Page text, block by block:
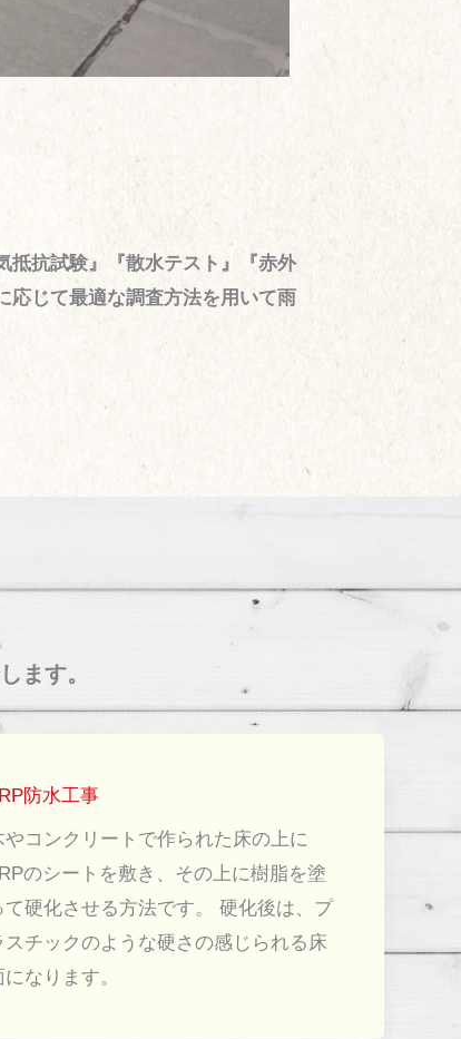
抵抗試験』『散水テスト』『赤外
応じて最適な調査方法を用いて雨
ます。
防水工事
やコンクリートで作られた床の上に
のシートを敷き、その上に樹脂を塗
て硬化させる方法です。 硬化後は、プ
スチックのような硬さの感じられる床
になります。